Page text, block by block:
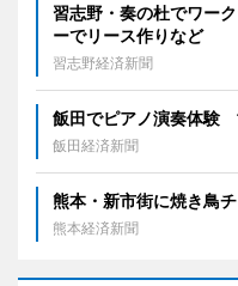
習志野・奏の杜でワー
ーでリース作りなど
習志野経済新聞
飯田でピアノ演奏体験
飯田経済新聞
熊本・新市街に焼き鳥
熊本経済新聞